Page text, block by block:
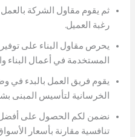
ثم يقوم مقاول الشركة
رغبة العميل.
يحرص مقاول البناء على
المستخدمة في أعمال البناء
يقوم فريق العمل بالبدء في
الخرسانية لتأسيس المبنى
نضمن لكم الحصول على أفضل
تنافسية مقارنة بأسعار